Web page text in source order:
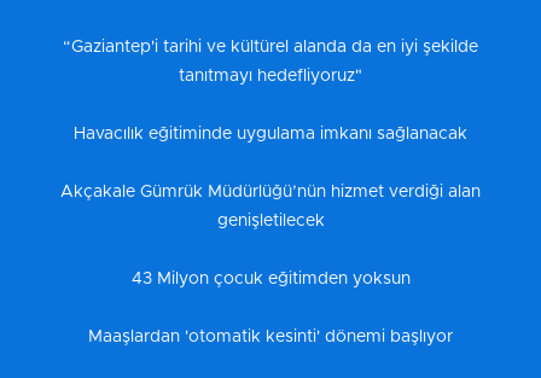
“Gaziantep'i tarihi ve kültürel alanda da en iyi şekilde
tanıtmayı hedefliyoruz"
Havacılık eğitiminde uygulama imkanı sağlanacak
Akçakale Gümrük Müdürlüğü’nün hizmet verdiği alan
genişletilecek
43 Milyon çocuk eğitimden yoksun
Maaşlardan 'otomatik kesinti' dönemi başlıyor